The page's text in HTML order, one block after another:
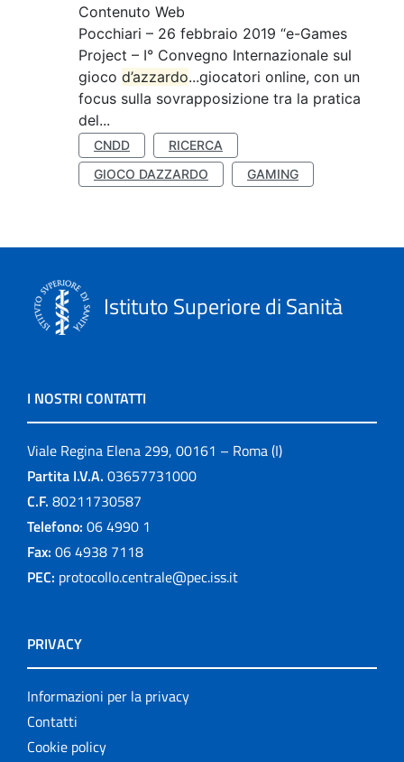
Contenuto Web
Pocchiari – 26 febbraio 2019 “e-Games
Project – I° Convegno Internazionale sul
gioco d’azzardo...giocatori online, con un
focus sulla sovrapposizione tra la pratica
del...
CNDD
RICERCA
GIOCO DAZZARDO
GAMING
Istituto Superiore di Sanità
I NOSTRI CONTATTI
Viale Regina Elena 299, 00161 – Roma (I)
Partita I.V.A. 03657731000
C.F. 80211730587
Telefono: 06 4990 1
Fax: 06 4938 7118
PEC: protocollo.centrale@pec.iss.it
PRIVACY
Informazioni per la privacy
Contatti
Cookie policy